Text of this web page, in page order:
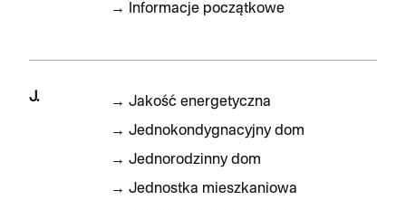
→ Informacje początkowe
J. → Jakość energetyczna
→ Jednokondygnacyjny dom
→ Jednorodzinny dom
→ Jednostka mieszkaniowa